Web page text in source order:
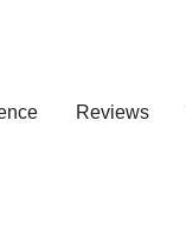
Reviews